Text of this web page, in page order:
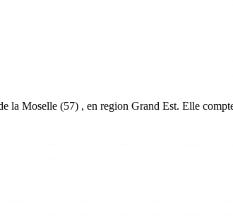
la Moselle (57) , en region Grand Est. Elle